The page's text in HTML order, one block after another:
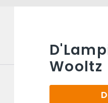
Wooltz